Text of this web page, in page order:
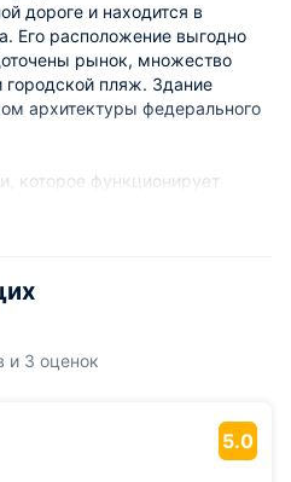
дороге и находится в
Его расположение выгодно
рынок, множество
городской пляж. Здание
архитектуры федерального
которое функционирует
построек.
году, а в 1952 году его
году железнодорожный вокзал
памятника местного
книгу, ведь здание
привлекательным в Европе.
проведена реконструкция и
помещений,
Офис-Центром,
и 3 оценок
5.0